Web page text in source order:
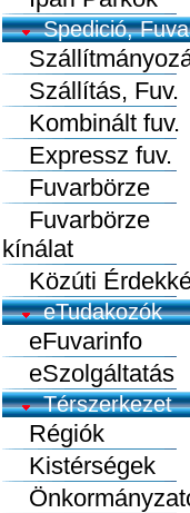
Spedició,
Szállítás, Fuv.
Kombinált fuv.
Expressz fuv.
Fuvarbörze
Fuvarbörze
kínálat
Közúti
eTudakozók
eFuvarinfo
eSzolgáltatás
Térszerkezet
Régiók
Kistérségek